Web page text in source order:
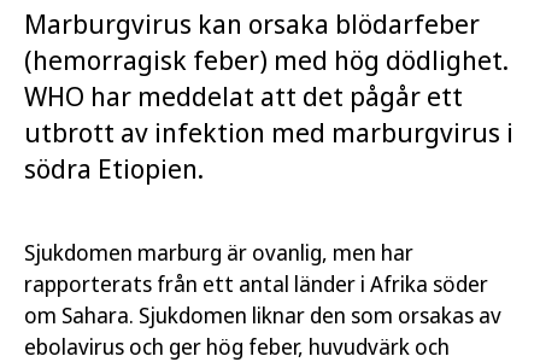
Marburgvirus kan orsaka blödarfeber
(hemorragisk feber) med hög dödlighet.
WHO har meddelat att det pågår ett
utbrott av infektion med marburgvirus i
södra Etiopien.
Sjukdomen marburg är ovanlig, men har
rapporterats från ett antal länder i Afrika söder
om Sahara. Sjukdomen liknar den som orsakas av
ebolavirus och ger hög feber, huvudvärk och